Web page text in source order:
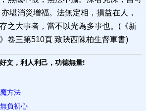
堪消災增福。法無定相，損益在人，
之大事者，當不以光為多事也。(《新
卷三第510頁 致陝西陳柏生督軍書)
文，利人利己，功德無量!
方法
負初心